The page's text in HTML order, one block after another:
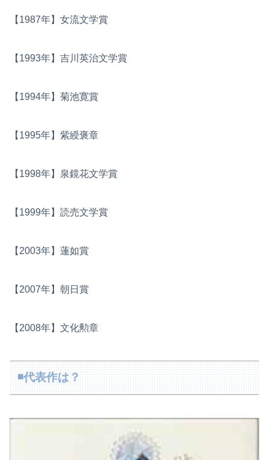
【1987年】女流文学賞
【1993年】吉川英治文学賞
【1994年】菊池寛賞
【1995年】紫綬褒章
【1998年】泉鏡花文学賞
【1999年】読売文学賞
【2003年】蓮如賞
【2007年】朝日賞
【2008年】文化勲章
◾️代表作は？